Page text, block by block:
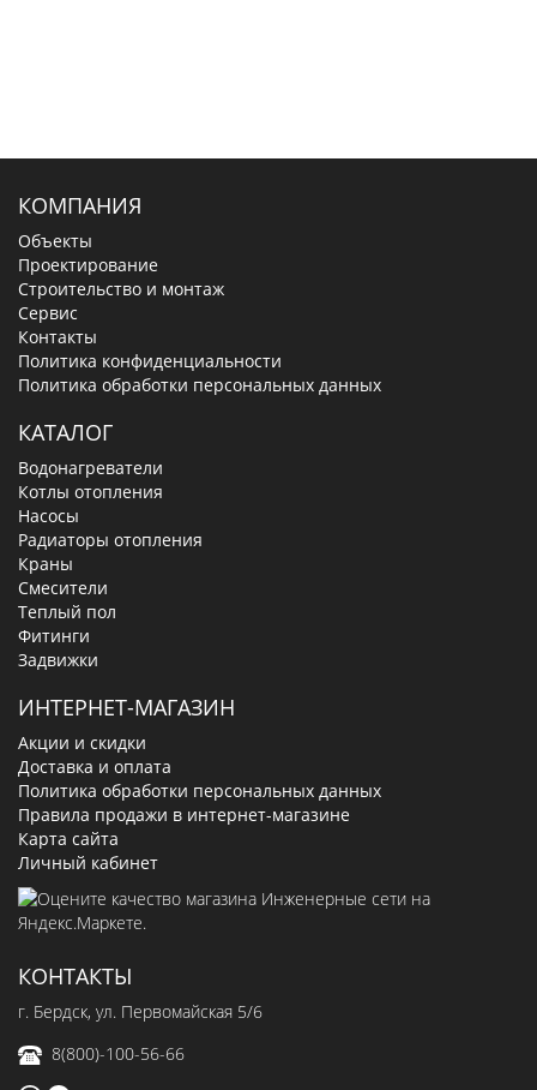
КОМПАНИЯ
Объекты
Проектирование
Строительство и монтаж
Сервис
Контакты
Политика конфиденциальности
Политика обработки персональных данных
КАТАЛОГ
Водонагреватели
Котлы отопления
Насосы
Радиаторы отопления
Краны
Смесители
Теплый пол
Фитинги
Задвижки
ИНТЕРНЕТ-МАГАЗИН
Акции и скидки
Доставка и оплата
Политика обработки персональных данных
Правила продажи в интернет-магазине
Карта сайта
Личный кабинет
КОНТАКТЫ
г. Бердск, ул. Первомайская 5/6
8(800)-100-56-66